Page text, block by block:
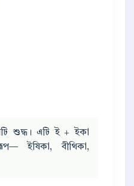
শুদ্ধ। এটি ই + ইকা
ইষিকা, বীথিকা,